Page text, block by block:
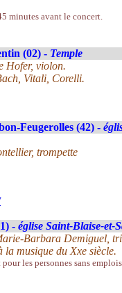
minutes avant le concert.
(02) - Temple
Hofer, violon.
Vitali, Corelli.
Feugerolles (42) -
trompette
- église Saint-Blaise-et-
Barbara Demiguel,
musique du Xxe siècle.
les personnes sans